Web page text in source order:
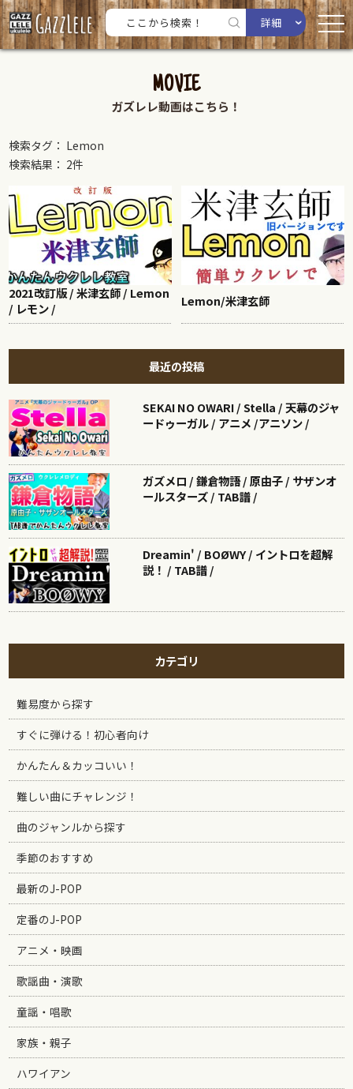
詳細
MOVIE
ガズレレ動画はこちら！
検索タグ： Lemon
検索結果： 2件
2021改訂版 / 米津玄師 / Lemon
/ レモン /
Lemon/米津玄師
最近の投稿
SEKAI NO OWARI / Stella / 天幕のジャ
ードゥーガル / アニメ /アニソン /
ガズメロ / 鎌倉物語 / 原由子 / サザンオ
ールスターズ / TAB譜 /
Dreamin' / BOØWY / イントロを超解
説！ / TAB譜 /
カテゴリ
難易度から探す
すぐに弾ける！初心者向け
かんたん＆カッコいい！
難しい曲にチャレンジ！
曲のジャンルから探す
季節のおすすめ
最新のJ-POP
定番のJ-POP
アニメ・映画
歌謡曲・演歌
童謡・唱歌
家族・親子
ハワイアン